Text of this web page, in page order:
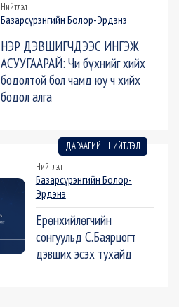
Нийтлэл
Базарсүрэнгийн Болор-Эрдэнэ
НЭР ДЭВШИГЧДЭЭС ИНГЭЖ
АСУУГААРАЙ: Чи бүхнийг хийх
бодолтой бол чамд юу ч хийх
бодол алга
ДАРААГИЙН НИЙТЛЭЛ
Нийтлэл
Базарсүрэнгийн Болор-
Эрдэнэ
Ерөнхийлөгчийн
сонгуульд С.Баярцогт
дэвших эсэх тухайд